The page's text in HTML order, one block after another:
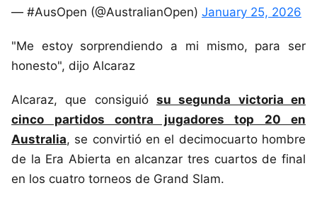
— #AusOpen (@AustralianOpen) January 25, 2026
"Me estoy sorprendiendo a mi mismo, para ser
honesto", dijo Alcaraz
Alcaraz, que consiguió su segunda victoria en
cinco partidos contra jugadores top 20 en
Australia, se convirtió en el decimocuarto hombre
de la Era Abierta en alcanzar tres cuartos de final
en los cuatro torneos de Grand Slam.